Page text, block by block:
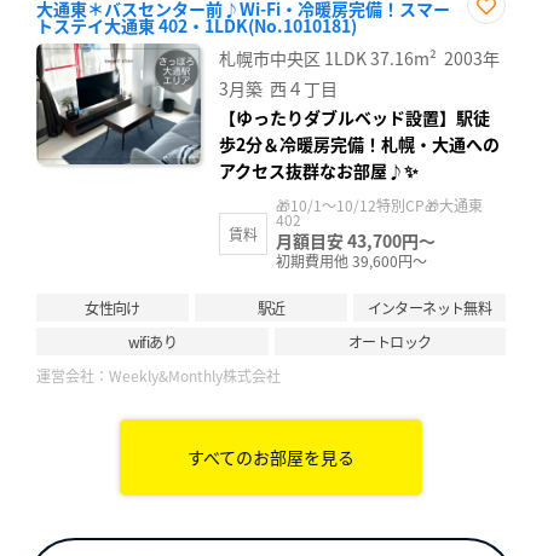
大通東＊バスセンター前♪Wi-Fi・冷暖房完備！スマー
トステイ大通東 402・1LDK(No.1010181)
に入
り登
札幌市中央区 1LDK37.16m² 2003年
3月築 西４丁目
【ゆったりダブルベッド設置】駅徒
歩2分＆冷暖房完備！札幌・大通への
アクセス抜群なお部屋♪✨
賃料
🎁10/1～10/12特別CP🎁大通東
402
月額目安 43,700円～
初期費用他 39,600円～
女性向け 駅近
インターネット無料
wifiあり
オートロック
運営会社： Weekly&Monthly株式会社
すべてのお部屋を見る